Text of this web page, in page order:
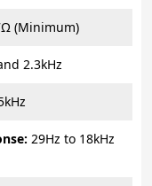
(Minimum)
2.3kHz
29Hz to 18kHz